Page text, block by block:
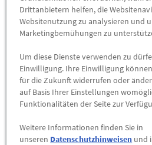
Europa West V17 (für RNS
1T0051859AS
DVD V17!
DieOriginal VW Navigations-DVD
aktuelle Karten und zuverlässige
Jetzt bestellen & für präzise
Drittanbietern helfen, die
Websitenutzung zu analysieren und
Marketingbemühungen zu
Um diese Dienste verwenden zu
Einwilligung. Ihre Einwilligung
für die Zukunft widerrufen oder
auf Basis Ihrer Einstellungen
Funktionalitäten der Seite zur
Weitere Informationen finden Sie in
unseren Datenschutzhinweisen und